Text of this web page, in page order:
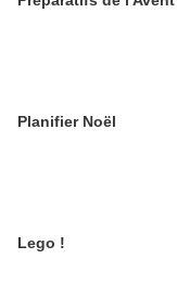
Planifier Noël
Lego !